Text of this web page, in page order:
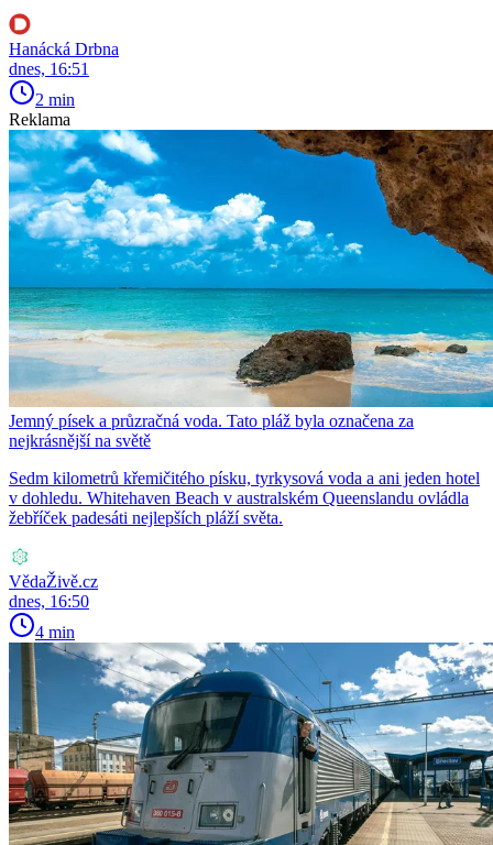
Hanácká Drbna
dnes, 16:51
2 min
Reklama
Jemný písek a průzračná voda. Tato pláž byla označena za
nejkrásnější na světě
Sedm kilometrů křemičitého písku, tyrkysová voda a ani jeden hotel
v dohledu. Whitehaven Beach v australském Queenslandu ovládla
žebříček padesáti nejlepších pláží světa.
VědaŽivě.cz
dnes, 16:50
4 min